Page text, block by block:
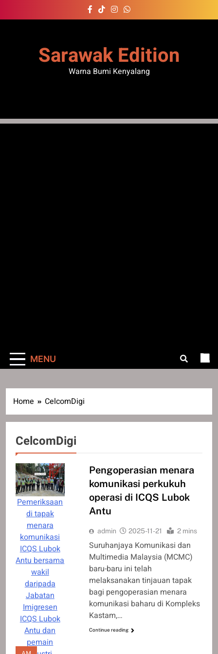
to
Sarawak Edition
Warna Bumi Kenyalang
MENU
Home CelcomDigi
CelcomDigi
Pemeriksaan
di tapak
menara
komunikasi
ICQS Lubok
Antu bersama
wakil
daripada
Jabatan
Imigresen
ICQS Lubok
Antu dan
pemain
Pengoperasian menara
komunikasi perkukuh
operasi di ICQS Lubok
Antu
admin 2025-11-21 2 mins
Suruhanjaya Komunikasi dan
Multimedia Malaysia (MCMC)
baru-baru ini telah
melaksanakan tinjauan tapak
bagi pengoperasian menara
komunikasi baharu di Kompleks
Kastam,…
Continue reading